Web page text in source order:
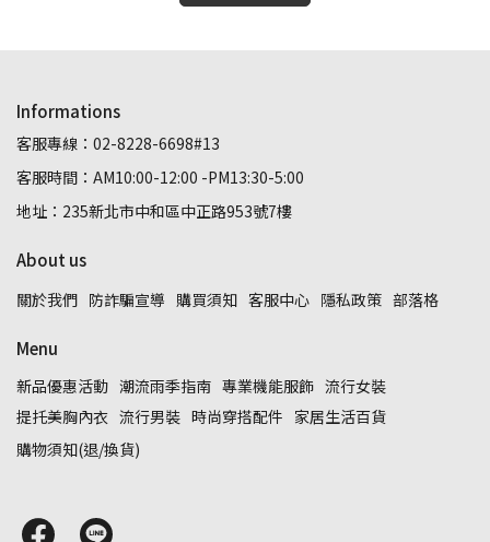
Informations
客服專線：02-8228-6698#13
客服時間：AM10:00-12:00 -PM13:30-5:00
地址：235新北市中和區中正路953號7樓
About us
關於我們 防詐騙宣導 購買須知 客服中心 隱私政策 部落格
Menu
新品優惠活動 潮流雨季指南 專業機能服飾 流行女裝
提托美胸內衣 流行男裝 時尚穿搭配件 家居生活百貨
購物須知(退/換貨)